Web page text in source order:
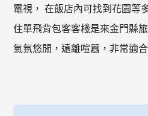
電視， 在飯店內可找到花園等
住單飛背包客客棧是來金門縣
氣氛悠閒，遠離喧囂，非常適